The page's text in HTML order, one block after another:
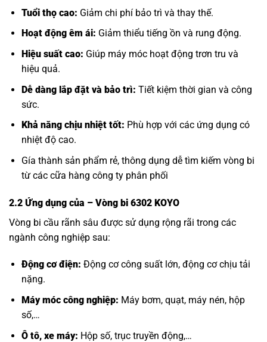
Tuổi thọ cao: Giảm chi phí bảo trì và thay thế.
Hoạt động êm ái: Giảm thiểu tiếng ồn và rung động.
Hiệu suất cao: Giúp máy móc hoạt động trơn tru và
hiệu quả.
Dễ dàng lắp đặt và bảo trì: Tiết kiệm thời gian và công
sức.
Khả năng chịu nhiệt tốt: Phù hợp với các ứng dụng có
nhiệt độ cao.
Gía thành sản phẩm rẻ, thông dụng dễ tìm kiếm vòng bi
từ các cữa hàng công ty phân phối
2.2 Ứng dụng của – Vòng bi 6302 KOYO
Vòng bi cầu rãnh sâu được sử dụng rộng rãi trong các
ngành công nghiệp sau:
Động cơ điện: Động cơ công suất lớn, động cơ chịu tải
nặng.
Máy móc công nghiệp: Máy bơm, quạt, máy nén, hộp
số,…
Ô tô, xe máy: Hộp số, trục truyền động,…